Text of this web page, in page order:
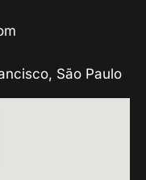
São Paulo